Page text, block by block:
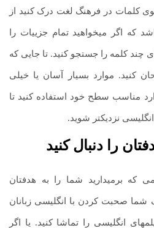
کلمات در فرهنگ لغت درک کنید از
که اگر می­خواهید تمام جزییات را
چند کلمه را جستجو کنید. تا جایی که
کنید. موارد بسیار آسان یا خیلی
مناسب سطح خود استفاده کنید تا
نزدیکتر شوید.
را دنبال کنید
که برمی­دارید شما را به هدفتان
شما صحبت کردن با انگلیسی زبانان
انگلیسی را تماشا کنید. یا اگر